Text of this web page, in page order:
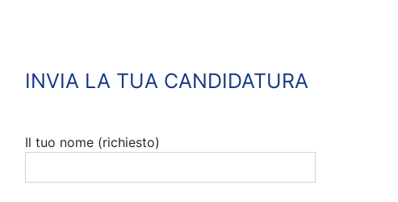
INVIA LA TUA CANDIDATURA
Il tuo nome (richiesto)